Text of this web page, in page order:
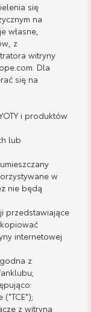
się
na
własne,
z
witryny
Dla
się na
i produktów
lub
w
nie będą
przedstawiające
internetowej
z
z witryną